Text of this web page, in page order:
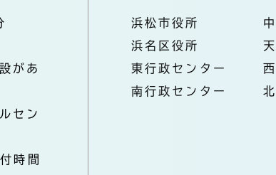
があ
セン
時間
浜松市役所
浜名区役所
東行政センター
南行政センター